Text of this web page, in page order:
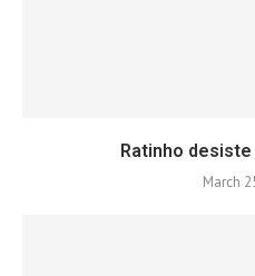
Ratinho
March